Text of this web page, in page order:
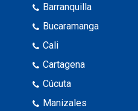
Barranquilla
Bucaramanga
Cali
Cartagena
Cúcuta
Manizales